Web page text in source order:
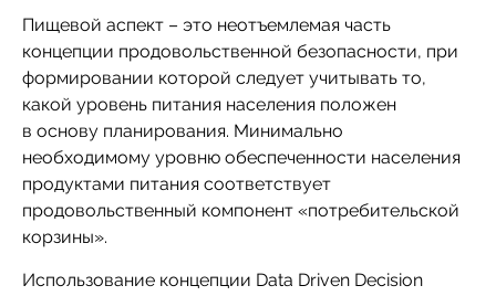
Пищевой аспект – это неотъемлемая часть
концепции продовольственной безопасности, при
формировании которой следует учитывать то,
какой уровень питания населения положен
в основу планирования. Минимально
необходимому уровню обеспеченности населения
продуктами питания соответствует
продовольственный компонент «потребительской
корзины».
Использование концепции Data Driven Decision